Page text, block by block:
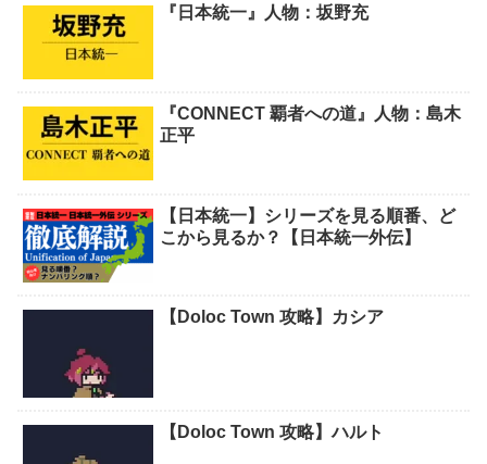
『日本統一』人物：坂野充
『CONNECT 覇者への道』人物：島木
正平
【日本統一】シリーズを見る順番、ど
こから見るか？【日本統一外伝】
【Doloc Town 攻略】カシア
【Doloc Town 攻略】ハルト